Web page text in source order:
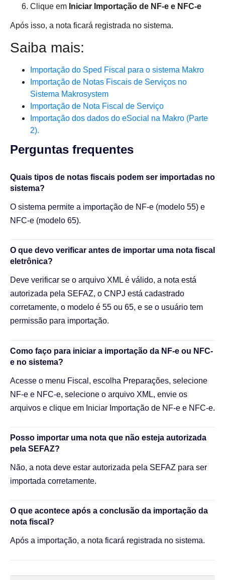
Clique em Iniciar Importação de NF-e e NFC-e
Após isso, a nota ficará registrada no sistema.
Saiba mais:
Importação do Sped Fiscal para o sistema Makro
Importação de Notas Fiscais de Serviços no
Sistema Makrosystem
Importação de Nota Fiscal de Serviço
Importação dos dados do eSocial na Makro (Parte
2).
Perguntas frequentes​
Quais tipos de notas fiscais podem ser importadas no
sistema?
O sistema permite a importação de NF-e (modelo 55) e
NFC-e (modelo 65).
O que devo verificar antes de importar uma nota fiscal
eletrônica?
Deve verificar se o arquivo XML é válido, a nota está
autorizada pela SEFAZ, o CNPJ está cadastrado
corretamente, o modelo é 55 ou 65, e se o usuário tem
permissão para importação.
Como faço para iniciar a importação da NF-e ou NFC-
e no sistema?
Acesse o menu Fiscal, escolha Preparações, selecione
NF-e e NFC-e, selecione o arquivo XML, envie os
arquivos e clique em Iniciar Importação de NF-e e NFC-e.
Posso importar uma nota que não esteja autorizada
pela SEFAZ?
Não, a nota deve estar autorizada pela SEFAZ para ser
importada corretamente.
O que acontece após a conclusão da importação da
nota fiscal?
Após a importação, a nota ficará registrada no sistema.